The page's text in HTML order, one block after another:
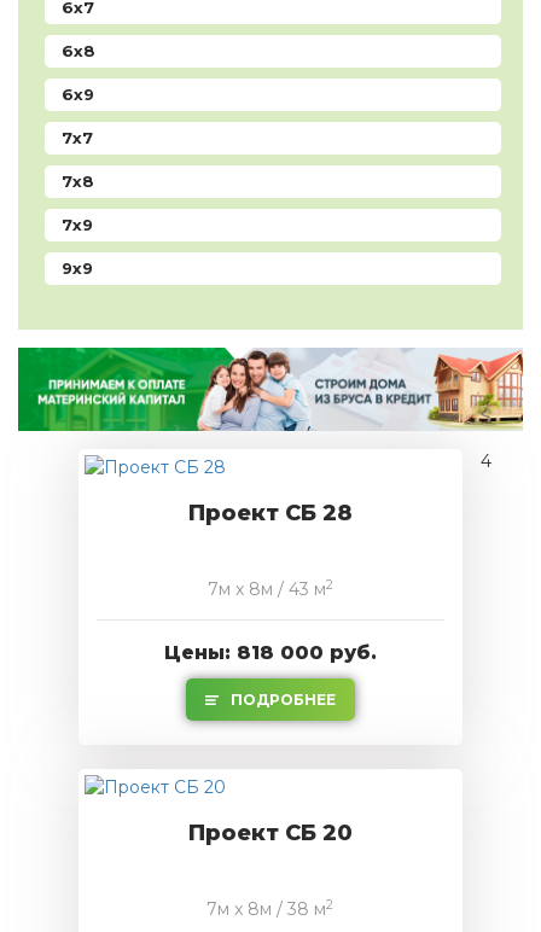
6x7
6x8
6x9
7x7
7x8
7x9
9x9
4
Проект СБ 28
7м x 8м / 43 м2
Цены: 818 000 руб.
ПОДРОБНЕЕ
Проект СБ 20
7м x 8м / 38 м2